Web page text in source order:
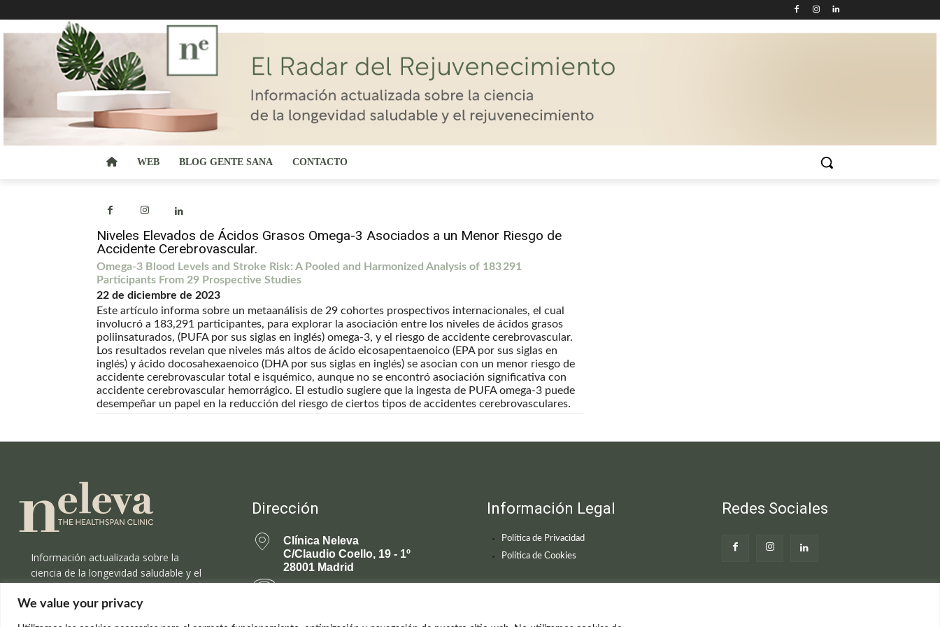
We value your privacy
WEB BLOG GENTE SANA CONTACTO
Niveles Elevados de Ácidos Grasos Omega-3 Asociados a un Menor Riesgo de
Accidente Cerebrovascular.
Omega-3 Blood Levels and Stroke Risk: A Pooled and Harmonized Analysis of 183 291
Participants From 29 Prospective Studies
22 de diciembre de 2023
Este artículo informa sobre un metaanálisis de 29 cohortes prospectivos internacionales, el cual
involucró a 183,291 participantes, para explorar la asociación entre los niveles de ácidos grasos
poliinsaturados, (PUFA por sus siglas en inglés) omega-3, y el riesgo de accidente cerebrovascular.
Los resultados revelan que niveles más altos de ácido eicosapentaenoico (EPA por sus siglas en
inglés) y ácido docosahexaenoico (DHA por sus siglas en inglés) se asocian con un menor riesgo de
accidente cerebrovascular total e isquémico, aunque no se encontró asociación significativa con
accidente cerebrovascular hemorrágico. El estudio sugiere que la ingesta de PUFA omega-3 puede
desempeñar un papel en la reducción del riesgo de ciertos tipos de accidentes cerebrovasculares.
Información actualizada sobre la
ciencia de la longevidad saludable y el
Dirección
Clínica Neleva
C/Claudio Coello, 19 - 1º
28001 Madrid
Información Legal
Política de Privacidad
Política de Cookies
Redes Sociales